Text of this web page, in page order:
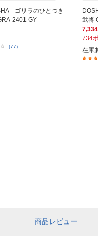
ゴリラのひとつき
2401 GY
(77)
武将
734
在庫
商品レビュー